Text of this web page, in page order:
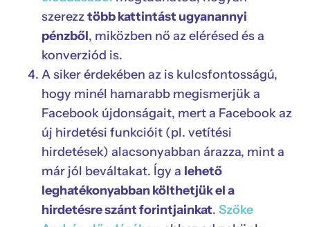
szerezztöbb kattintást ugyanannyi
pénzből, miközben nő az elérésed és a
konverziód is.
A siker érdekében az is kulcsfontosságú,
hogy minél hamarabb megismerjük a
Facebook újdonságait, mert a Facebook az
új hirdetési funkcióit (pl. vetítési
hirdetések) alacsonyabban árazza, mint a
már jól beváltakat. Így a lehető
leghatékonyabban költhetjük el a
hirdetésre szánt forintjainkat. Szőke